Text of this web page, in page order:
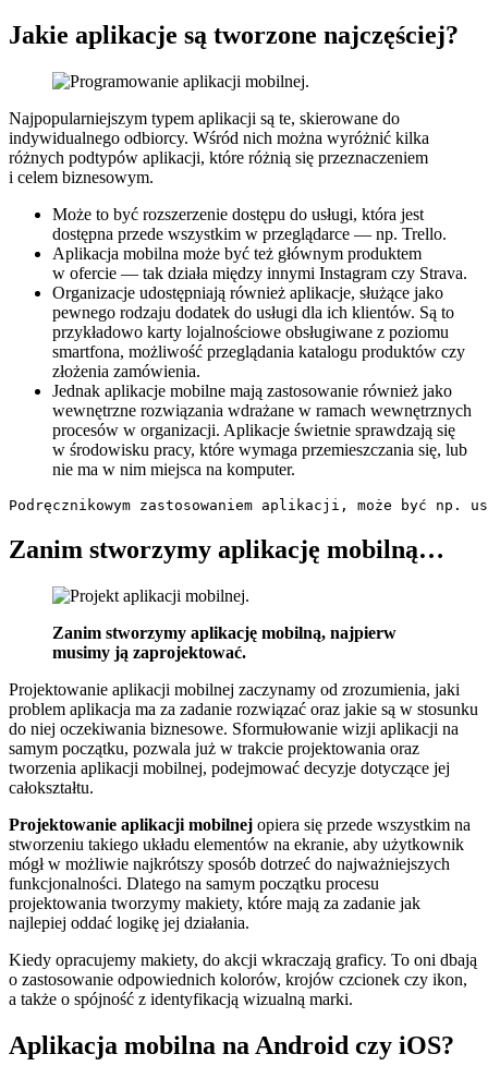
Jakie aplikacje są tworzone najczęściej?
Najpopularniejszym typem aplikacji są te, skierowane do
indywidualnego odbiorcy. Wśród nich można wyróżnić kilka
różnych podtypów aplikacji, które różnią się przeznaczeniem
i celem biznesowym.
Może to być rozszerzenie dostępu do usługi, która jest
dostępna przede wszystkim w przeglądarce — np. Trello.
Aplikacja mobilna może być też głównym produktem
w ofercie — tak działa między innymi Instagram czy Strava.
Organizacje udostępniają również aplikacje, służące jako
pewnego rodzaju dodatek do usługi dla ich klientów. Są to
przykładowo karty lojalnościowe obsługiwane z poziomu
smartfona, możliwość przeglądania katalogu produktów czy
złożenia zamówienia.
Jednak aplikacje mobilne mają zastosowanie również jako
wewnętrzne rozwiązania wdrażane w ramach wewnętrznych
procesów w organizacji. Aplikacje świetnie sprawdzają się
w środowisku pracy, które wymaga przemieszczania się, lub
nie ma w nim miejsca na komputer.
Podręcznikowym zastosowaniem aplikacji, może być
Zanim stworzymy aplikację mobilną…
Zanim stworzymy aplikację mobilną, najpierw
musimy ją zaprojektować.
Projektowanie aplikacji mobilnej zaczynamy od zrozumienia, jaki
problem aplikacja ma za zadanie rozwiązać oraz jakie są w stosunku
do niej oczekiwania biznesowe. Sformułowanie wizji aplikacji na
samym początku, pozwala już w trakcie projektowania oraz
tworzenia aplikacji mobilnej, podejmować decyzje dotyczące jej
całokształtu.
Projektowanie aplikacji mobilnej opiera się przede wszystkim na
stworzeniu takiego układu elementów na ekranie, aby użytkownik
mógł w możliwie najkrótszy sposób dotrzeć do najważniejszych
funkcjonalności. Dlatego na samym początku procesu
projektowania tworzymy makiety, które mają za zadanie jak
najlepiej oddać logikę jej działania.
Kiedy opracujemy makiety, do akcji wkraczają graficy. To oni dbają
o zastosowanie odpowiednich kolorów, krojów czcionek czy ikon,
a także o spójność z identyfikacją wizualną marki.
Aplikacja mobilna na Android czy iOS?